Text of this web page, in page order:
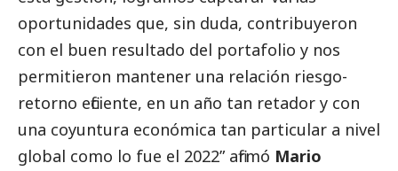
oportunidades que, sin duda, contribuyeron
con el buen resultado del portafolio y nos
permitieron mantener una relación riesgo-
retorno eficiente, en un año tan retador y con
una coyuntura económica tan particular a nivel
global como lo fue el 2022” afirmó Mario